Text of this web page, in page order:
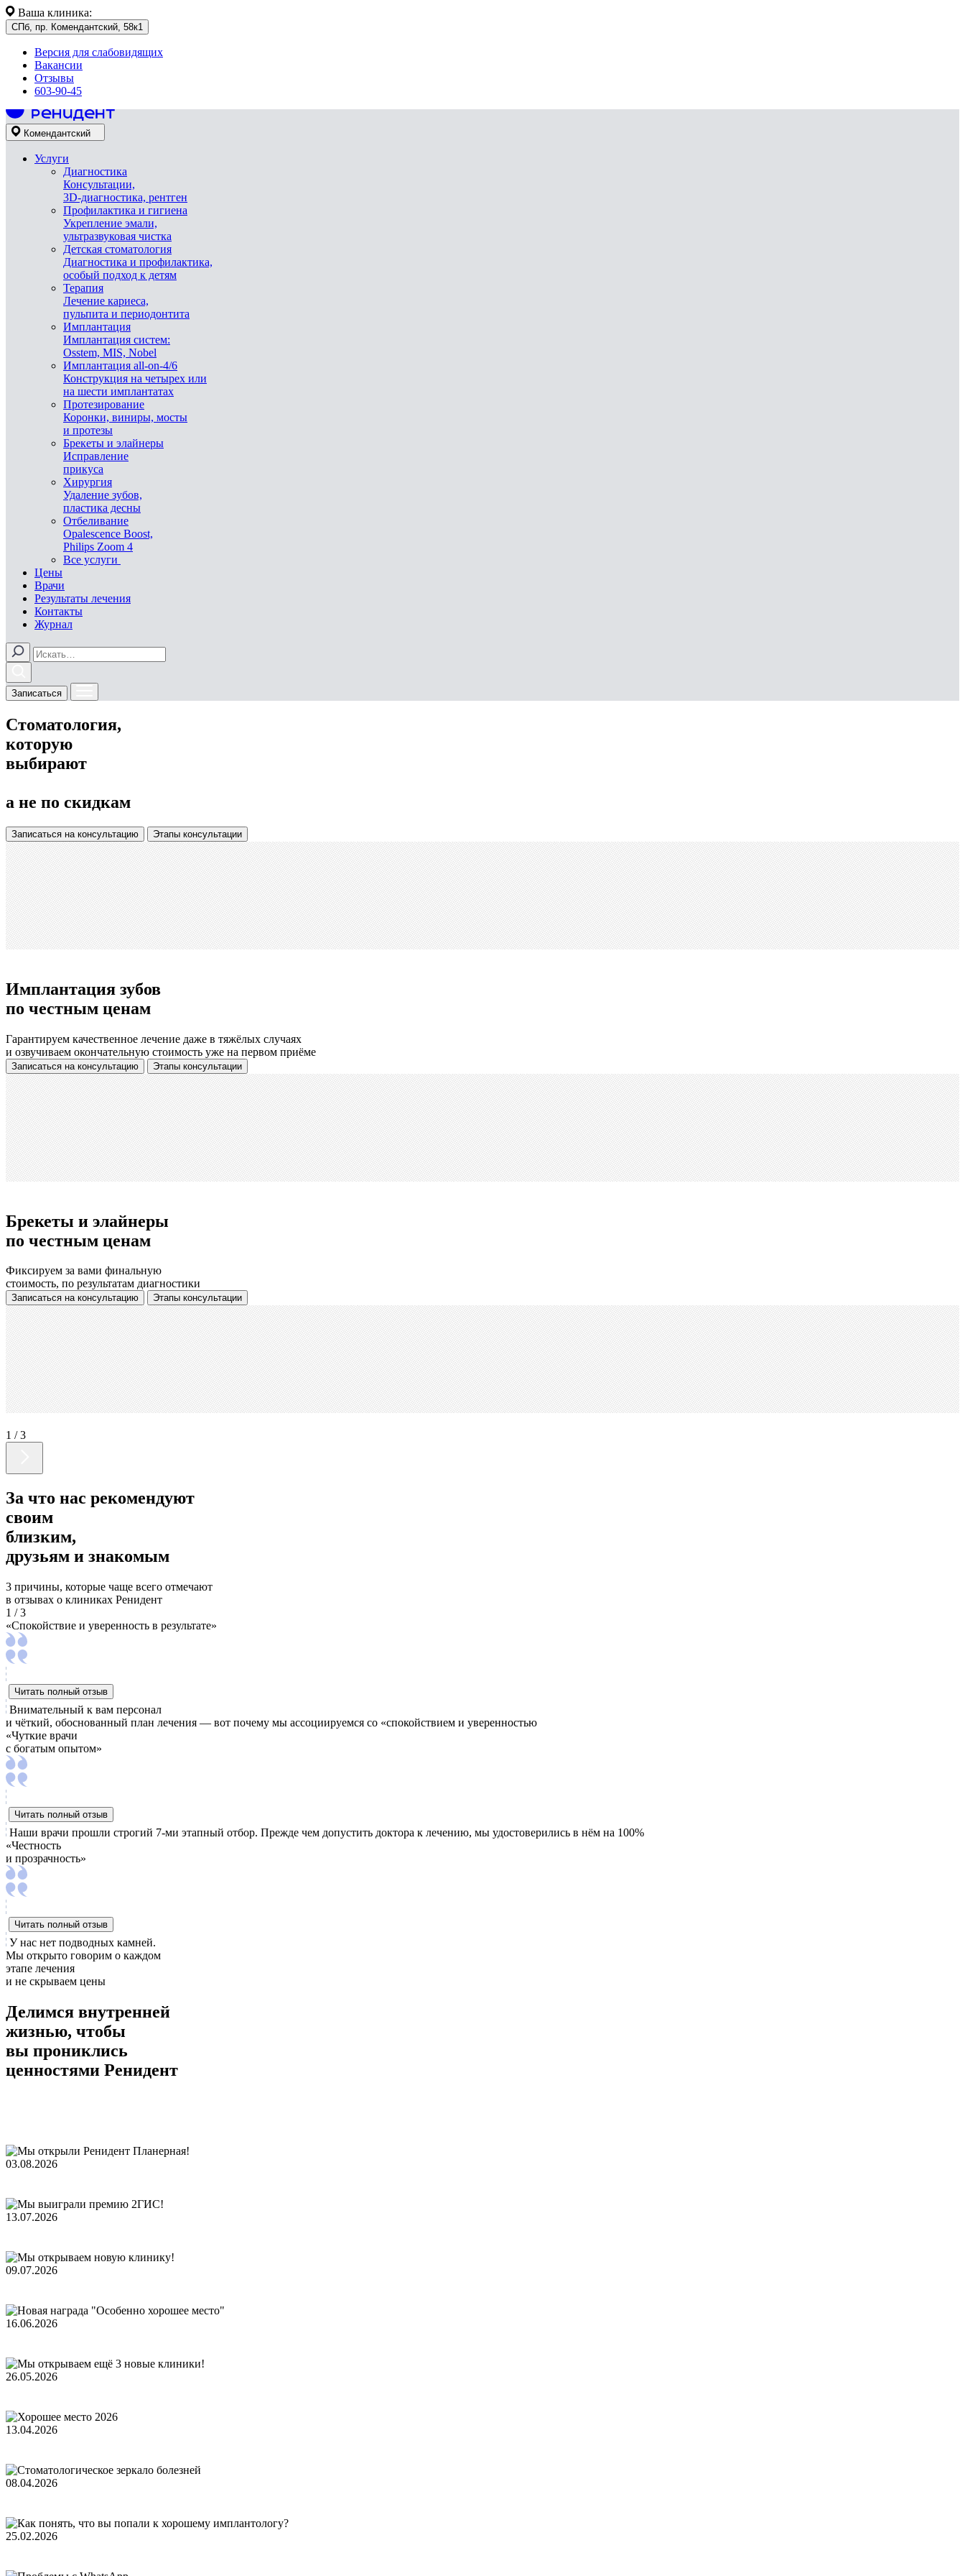
Ваша клиника:
СПб, пр. Комендантский, 58к1
Версия для слабовидящих
Вакансии
Отзывы
603-90-45
Комендантский
Услуги
Диагностика
Консультации,
3D-диагностика, рентген
Профилактика и гигиена
Укрепление эмали,
ультразвуковая чистка
Детская стоматология
Диагностика и профилактика,
особый подход к детям
Терапия
Лечение кариеса,
пульпита и периодонтита
Имплантация
Имплантация систем:
Osstem, MIS, Nobel
Имплантация all-on-4/6
Конструкция на четырех или
на шести имплантатах
Протезирование
Коронки, виниры, мосты
и протезы
Брекеты и элaйнеры
Исправление
прикуса
Хирургия
Удаление зубов,
пластика десны
Отбеливание
Opalescence Boost,
Philips Zoom 4
Все услуги
Цены
Врачи
Результаты лечения
Контакты
Журнал
Записаться
Стоматология,
которую
выбирают
а не по скидкам
Записаться на консультацию Этапы консультации
Имплантация зубов
по честным ценам
Гарантируем качественное лечение даже в тяжёлых случаях
и озвучиваем окончательную стоимость уже на первом приёме
Записаться на консультацию Этапы консультации
Брекеты и элайнеры
по честным ценам
Фиксируем за вами финальную
стоимость, по результатам диагностики
Записаться на консультацию Этапы консультации
1 / 3
За что нас рекомендуют
своим
близким,
друзьям и знакомым
3 причины, которые чаще всего отмечают
в отзывах о клиниках Ренидент
1 / 3
«Спокойствие и уверенность в результате»
Читать полный отзыв
Внимательный к вам персонал
и чёткий, обоснованный план лечения — вот почему мы ассоциируемся со «спокойствием и уверенностью
«Чуткие врачи
с богатым опытом»
Читать полный отзыв
Наши врачи прошли строгий 7-ми этапный отбор. Прежде чем допустить доктора к лечению, мы удостоверились в нём на 100%
«Честность
и прозрачность»
Читать полный отзыв
У нас нет подводных камней.
Мы открыто говорим о каждом
этапе лечения
и не скрываем цены
Делимся внутренней
жизнью, чтобы
вы прониклись
ценностями Ренидент
03.08.2026
13.07.2026
09.07.2026
16.06.2026
26.05.2026
13.04.2026
08.04.2026
25.02.2026